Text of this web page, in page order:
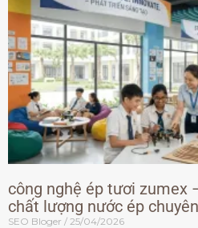
công nghệ ép tươi zumex
chất lượng nước ép
SEO Bloger 25/04/2026